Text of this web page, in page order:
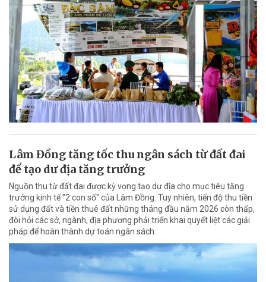
Lâm Đồng tăng tốc thu ngân sách từ đất đai
để tạo dư địa tăng trưởng
Nguồn thu từ đất đai được kỳ vọng tạo dư địa cho mục tiêu tăng
trưởng kinh tế "2 con số" của Lâm Đồng. Tuy nhiên, tiến độ thu tiền
sử dụng đất và tiền thuê đất những tháng đầu năm 2026 còn thấp,
đòi hỏi các sở, ngành, địa phương phải triển khai quyết liệt các giải
pháp để hoàn thành dự toán ngân sách.